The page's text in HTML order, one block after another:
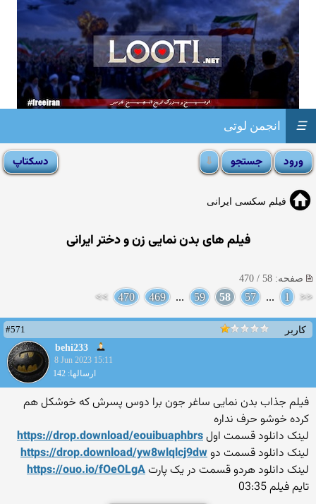
انجمن لوتی ☰
فیلم سکسی ایرانی
فیلم های بدن نمایی زن و دختر ایرانی
صفحه: 58 / 470
<<
1
...
57
58
59
...
469
470
>>
کاربر
#571
behi233
8 Jun 2023 15:11
ارسالها: 142
فیلم جذاب بدن نمایی ساغر جون برا دوس پسرش که خوشکل هم
کرده خوشو حرف نداره
لینک دانلود قسمت اول
https://drop.download/eouibuaphbrs
لینک دانلود قسمت دو
https://drop.download/yw8wlqlcj9dw
لینک دانلود هردو قسمت در یک پارتhttps://ouo.io/fOeOLgA
تایم فیلم 03:35